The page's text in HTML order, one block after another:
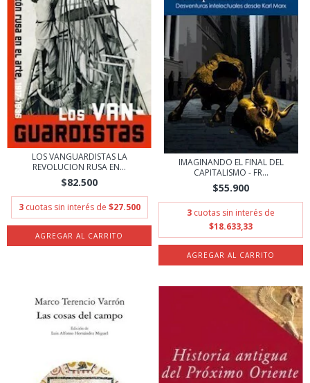
LOS VANGUARDISTAS LA
REVOLUCION RUSA EN...
$82.500
3 cuotas sin interés de $27.500
IMAGINANDO EL FINAL DEL
CAPITALISMO - FR...
$55.900
3 cuotas sin interés de
$18.633,33